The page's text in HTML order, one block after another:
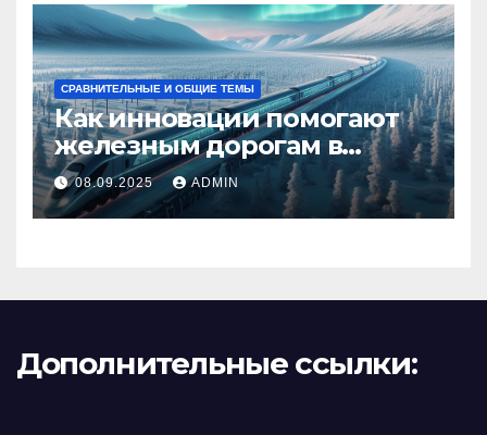
СРАВНИТЕЛЬНЫЕ И ОБЩИЕ ТЕМЫ
Как инновации помогают
железным дорогам в
условиях Арктики
08.09.2025 ADMIN
Дополнительные ссылки: